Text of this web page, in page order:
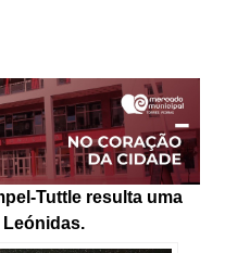
Tuttle resulta uma
Leónidas.